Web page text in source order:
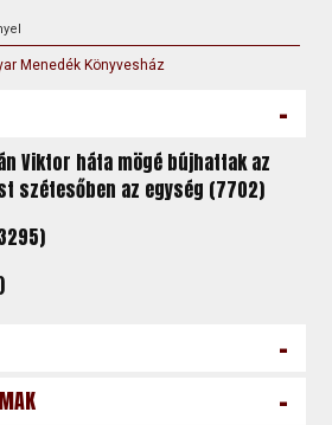
Menedék Könyvesház
-
Viktor háta mögé bújhattak az
szétesőben az egység (7702)
-
-